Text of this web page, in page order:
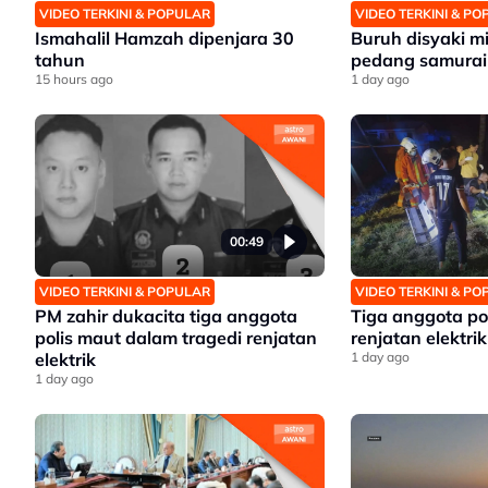
VIDEO TERKINI & POPULAR
Ismahalil Hamzah dipenjara 30
tahun
15 hours ago
VIDEO TERKINI &
Buruh disyaki
pedang
1 day ago
00:49
VIDEO TERKINI & POPULAR
PM zahir dukacita tiga anggota
polis maut dalam tragedi renjatan
elektrik
1 day ago
VIDEO TERKINI &
Tiga anggota
renjatan elektrik
1 day ago